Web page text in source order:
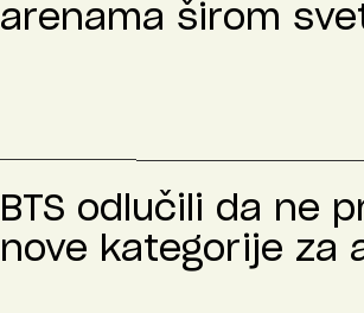
arenama širom
BTS odlučili da ne
nove kategorije za